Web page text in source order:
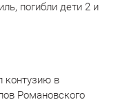
погибли дети 2 и
контузию в
Романовского